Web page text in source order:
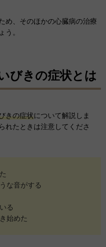
め、そのほかの心臓病の治療
う。
びきの症状とは
きの症状について解説しま
れたときは注意してくださ
な音がする
る
始めた